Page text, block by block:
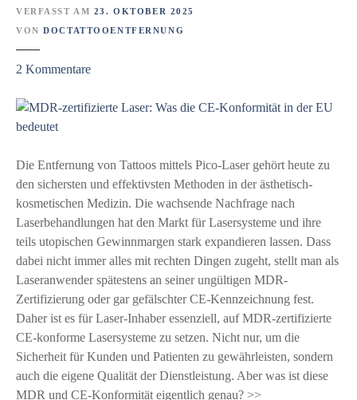
VERFASST AM 23. OKTOBER 2025
VON DOCTATTOOENTFERNUNG
2 Kommentarez
M
-
z
e
r
t
i
f
i
z
i
e
r
t
Die Entfernung von Tattoos mittels Pico-Laser gehört heute zu
den sichersten und effektivsten Methoden in der ästhetisch-
kosmetischen Medizin. Die wachsende Nachfrage nach
Laserbehandlungen hat den Markt für Lasersysteme und ihre
teils utopischen Gewinnmargen stark expandieren lassen. Dass
dabei nicht immer alles mit rechten Dingen zugeht, stellt man als
Laseranwender spätestens an seiner ungültigen MDR-
Zertifizierung oder gar gefälschter CE-Kennzeichnung fest.
Daher ist es für Laser-Inhaber essenziell, auf MDR-zertifizierte
CE-konforme Lasersysteme zu setzen. Nicht nur, um die
Sicherheit für Kunden und Patienten zu gewährleisten, sondern
auch die eigene Qualität der Dienstleistung. Aber was ist diese
MDR und CE-Konformität eigentlich genau? >>